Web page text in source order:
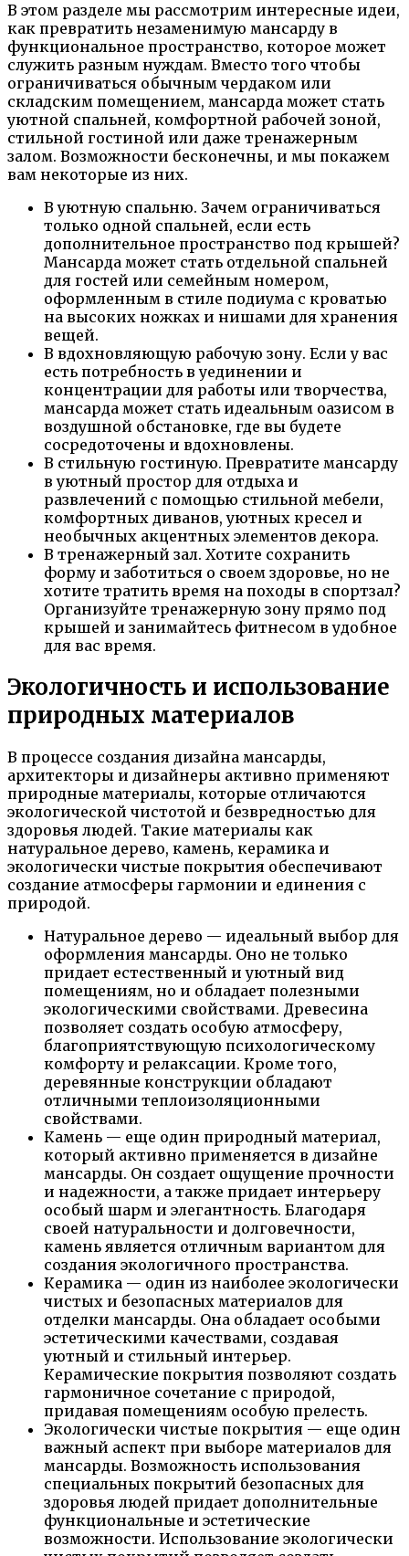
В этом разделе мы рассмотрим интересные идеи,
как превратить незаменимую мансарду в
функциональное пространство, которое может
служить разным нуждам. Вместо того чтобы
ограничиваться обычным чердаком или
складским помещением, мансарда может стать
уютной спальней, комфортной рабочей зоной,
стильной гостиной или даже тренажерным
залом. Возможности бесконечны, и мы покажем
вам некоторые из них.
В уютную спальню. Зачем ограничиваться
только одной спальней, если есть
дополнительное пространство под крышей?
Мансарда может стать отдельной спальней
для гостей или семейным номером,
оформленным в стиле подиума с кроватью
на высоких ножках и нишами для хранения
вещей.
В вдохновляющую рабочую зону. Если у вас
есть потребность в уединении и
концентрации для работы или творчества,
мансарда может стать идеальным оазисом в
воздушной обстановке, где вы будете
сосредоточены и вдохновлены.
В стильную гостиную. Превратите мансарду
в уютный простор для отдыха и
развлечений с помощью стильной мебели,
комфортных диванов, уютных кресел и
необычных акцентных элементов декора.
В тренажерный зал. Хотите сохранить
форму и заботиться о своем здоровье, но не
хотите тратить время на походы в спортзал?
Организуйте тренажерную зону прямо под
крышей и занимайтесь фитнесом в удобное
для вас время.
Экологичность и использование
природных материалов
В процессе создания дизайна мансарды,
архитекторы и дизайнеры активно применяют
природные материалы, которые отличаются
экологической чистотой и безвредностью для
здоровья людей. Такие материалы как
натуральное дерево, камень, керамика и
экологически чистые покрытия обеспечивают
создание атмосферы гармонии и единения с
природой.
Натуральное дерево — идеальный выбор для
оформления мансарды. Оно не только
придает естественный и уютный вид
помещениям, но и обладает полезными
экологическими свойствами. Древесина
позволяет создать особую атмосферу,
благоприятствующую психологическому
комфорту и релаксации. Кроме того,
деревянные конструкции обладают
отличными теплоизоляционными
свойствами.
Камень — еще один природный материал,
который активно применяется в дизайне
мансарды. Он создает ощущение прочности
и надежности, а также придает интерьеру
особый шарм и элегантность. Благодаря
своей натуральности и долговечности,
камень является отличным вариантом для
создания экологичного пространства.
Керамика — один из наиболее экологически
чистых и безопасных материалов для
отделки мансарды. Она обладает особыми
эстетическими качествами, создавая
уютный и стильный интерьер.
Керамические покрытия позволяют создать
гармоничное сочетание с природой,
придавая помещениям особую прелесть.
Экологически чистые покрытия — еще один
важный аспект при выборе материалов для
мансарды. Возможность использования
специальных покрытий безопасных для
здоровья людей придает дополнительные
функциональные и эстетические
возможности. Использование экологически